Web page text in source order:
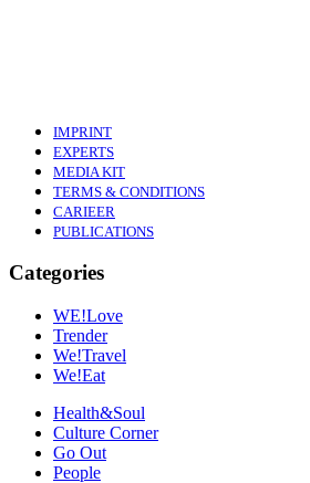
IMPRINT
EXPERTS
MEDIA KIT
TERMS & CONDITIONS
CARIEER
PUBLICATIONS
Categories
WE!Love
Trender
We!Travel
We!Eat
Health&Soul
Culture Corner
Go Out
People